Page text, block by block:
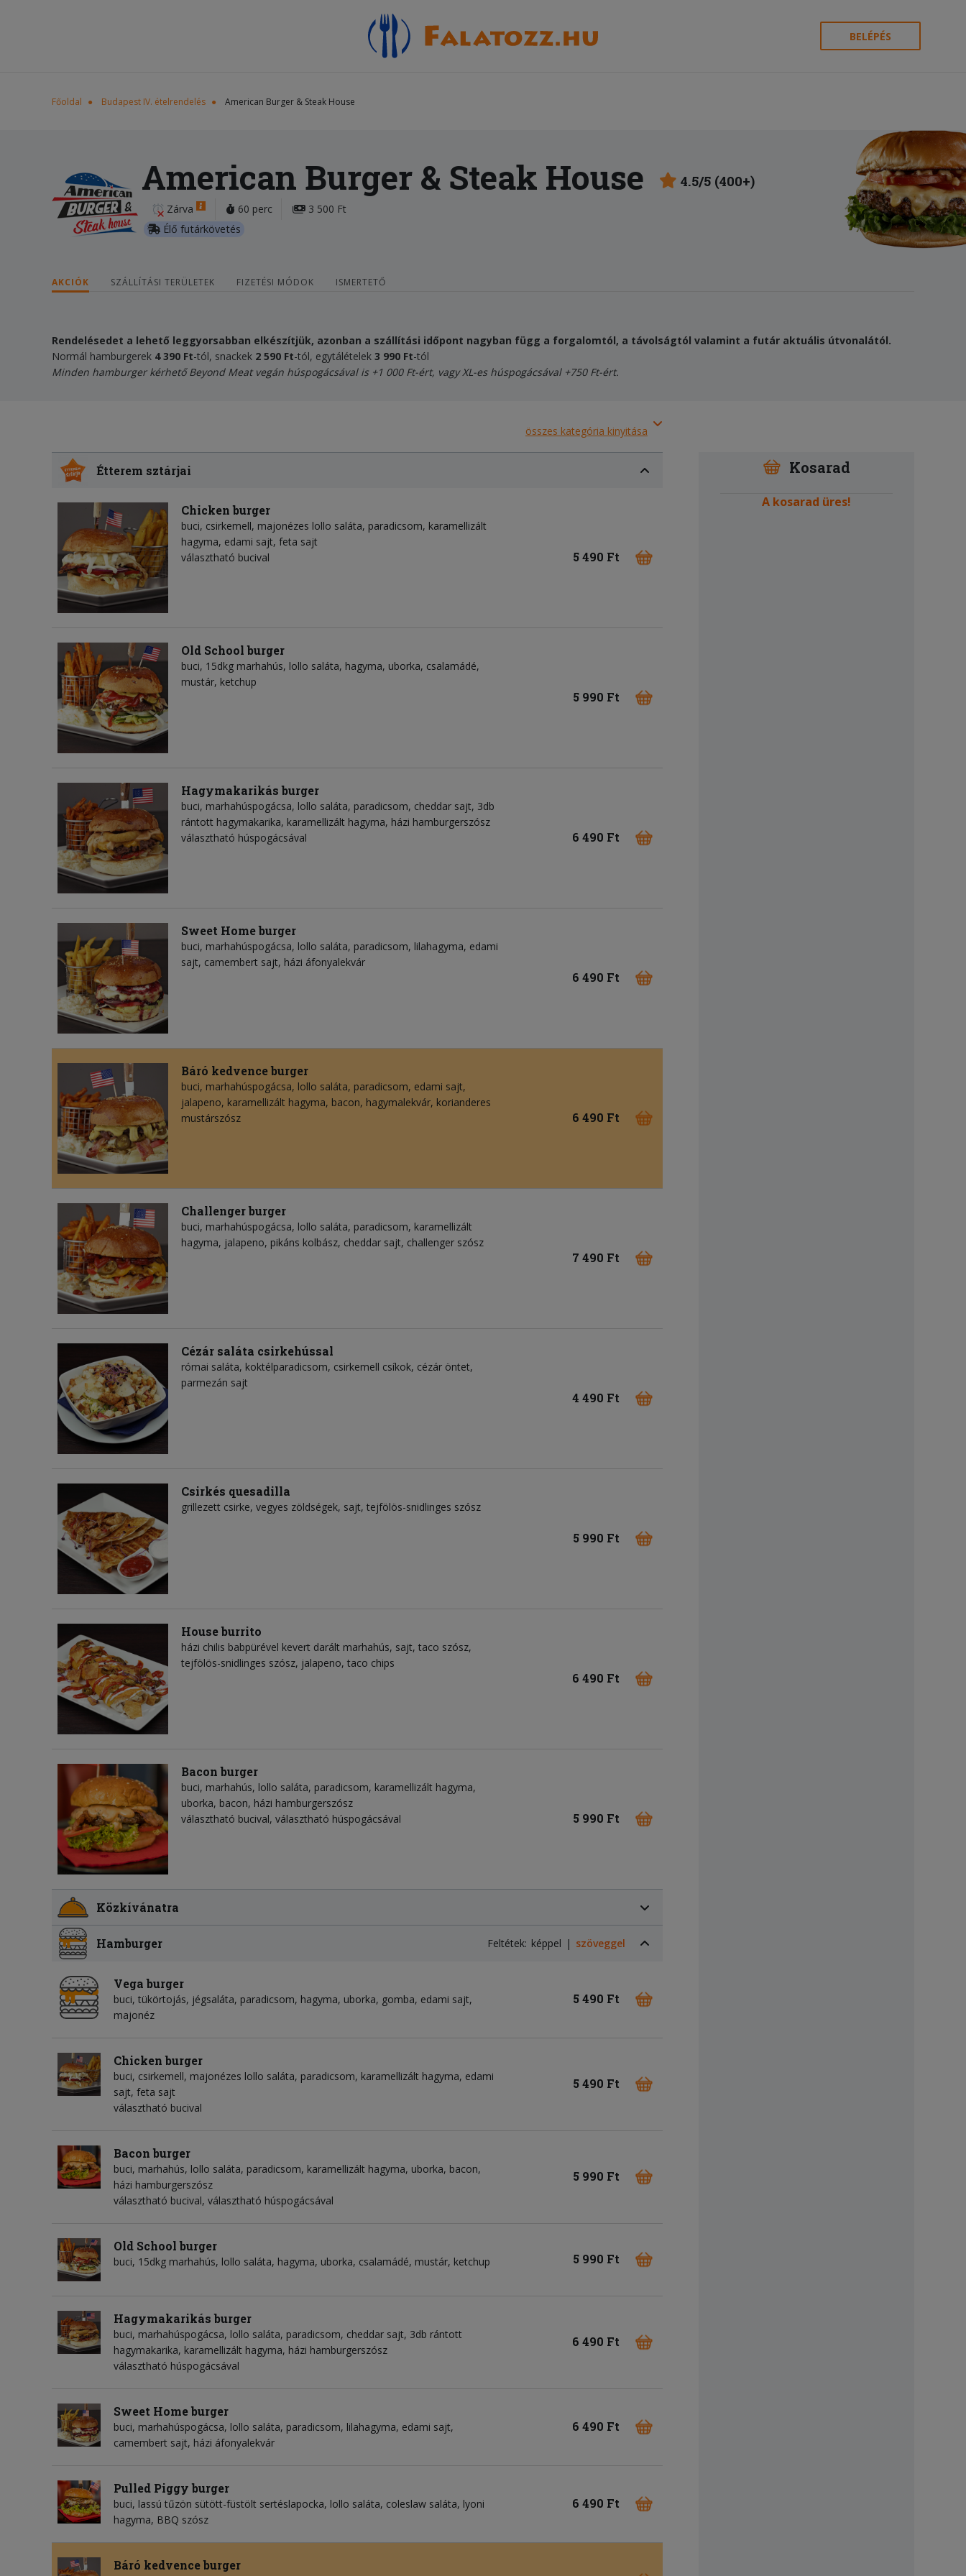
BELÉPÉS
Főoldal Budapest IV. ételrendelés American Burger & Steak House
American Burger & Steak House 4.5/5 (400+)
Zárva 60 perc
3 500 Ft
Élő futárkövetés
AKCIÓK SZÁLLÍTÁSI TERÜLETEK FIZETÉSI MÓDOK ISMERTETŐ
Rendelésedet a lehető leggyorsabban elkészítjük, azonban a szállítási időpont nagyban függ a forgalomtól, a távolságtól valamint a futár aktuális útvonalától.
Normál hamburgerek 4 390 Ft-tól, snackek 2 590 Ft-tól, egytálételek 3 990 Ft-tól
Minden hamburger kérhetőBeyond Meat vegán húspogácsávalis +1 000 Ft-ért, vagy XL-es húspogácsával +750 Ft-ért.
összes kategória kinyitása
Étterem sztárjai
Chicken burger
buci, csirkemell, majonézes lollo saláta, paradicsom, karamellizált
hagyma, edami sajt, feta sajt
választható bucival
5 490 Ft
Old School burger
buci, 15dkg marhahús, lollo saláta, hagyma, uborka, csalamádé,
mustár, ketchup
5 990 Ft
Hagymakarikás burger
buci, marhahúspogácsa, lollo saláta, paradicsom, cheddar sajt, 3db
rántott hagymakarika, karamellizált hagyma, házi hamburgerszósz
választható húspogácsával
6 490 Ft
Sweet Home burger
buci, marhahúspogácsa, lollo saláta, paradicsom, lilahagyma, edami
sajt, camembert sajt, házi áfonyalekvár
6 490 Ft
Báró kedvence burger
buci, marhahúspogácsa, lollo saláta, paradicsom, edami sajt,
jalapeno, karamellizált hagyma, bacon, hagymalekvár, korianderes
mustárszósz
6 490 Ft
Challenger burger
buci, marhahúspogácsa, lollo saláta, paradicsom, karamellizált
hagyma, jalapeno, pikáns kolbász, cheddar sajt, challenger szósz
7 490 Ft
Cézár saláta csirkehússal
római saláta, koktélparadicsom, csirkemell csíkok, cézár öntet,
parmezán sajt
4 490 Ft
Csirkés quesadilla
grillezett csirke, vegyes zöldségek, sajt, tejfölös-snidlinges szósz
5 990 Ft
House burrito
házi chilis babpürével kevert darált marhahús, sajt, taco szósz,
tejfölös-snidlinges szósz, jalapeno, taco chips
6 490 Ft
Bacon burger
buci, marhahús, lollo saláta, paradicsom, karamellizált hagyma,
uborka, bacon, házi hamburgerszósz
választható bucival, választható húspogácsával
5 990 Ft
Közkívánatra
Hamburger Feltétek: képpel szöveggel
Vega burger
buci, tükörtojás, jégsaláta, paradicsom, hagyma, uborka, gomba, edami sajt,
majonéz
5 490 Ft
Chicken burger
buci, csirkemell, majonézes lollo saláta, paradicsom, karamellizált hagyma, edami
sajt, feta sajt
választható bucival
5 490 Ft
Bacon burger
buci, marhahús, lollo saláta, paradicsom, karamellizált hagyma, uborka, bacon,
házi hamburgerszósz
választható bucival, választható húspogácsával
5 990 Ft
Old School burger
buci, 15dkg marhahús, lollo saláta, hagyma, uborka, csalamádé, mustár, ketchup 5 990 Ft
Hagymakarikás burger
buci, marhahúspogácsa, lollo saláta, paradicsom, cheddar sajt, 3db rántott
hagymakarika, karamellizált hagyma, házi hamburgerszósz
választható húspogácsával
6 490 Ft
Sweet Home burger
buci, marhahúspogácsa, lollo saláta, paradicsom, lilahagyma, edami sajt,
camembert sajt, házi áfonyalekvár
6 490 Ft
Pulled Piggy burger
buci, lassú tűzön sütött-füstölt sertéslapocka, lollo saláta, coleslaw saláta, lyoni
hagyma, BBQ szósz
6 490 Ft
Báró kedvence burger
Kosarad
A kosarad üres!